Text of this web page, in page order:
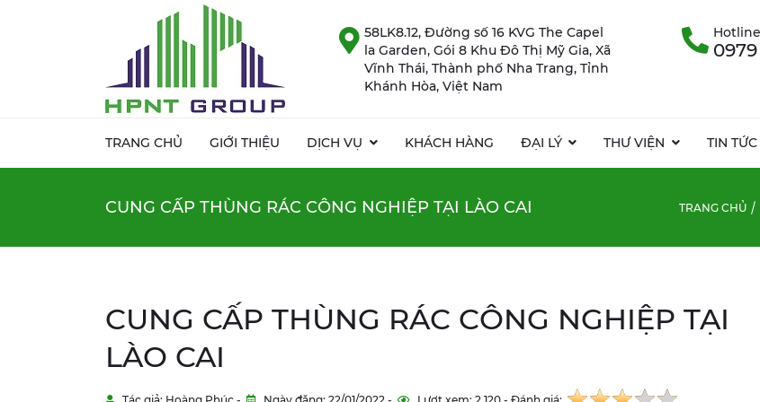
TRANG CHỦ GIỚI THIỆU DỊCH VỤ KHÁCH HÀNG ĐẠI LÝ THƯ VIỆN TIN TỨC
58LK8.12, Đường số 16 KVG The Capel
la Garden, Gói 8 Khu Đô Thị Mỹ Gia, Xã
Vĩnh Thái, Thành phố Nha Trang, Tỉnh
Khánh Hòa, Việt Nam
CUNG CẤP THÙNG RÁC CÔNG NGHIỆP TẠI LÀO CAI TRANG CHỦ
CUNG CẤP THÙNG RÁC CÔNG NGHIỆP TẠI
LÀO CAI